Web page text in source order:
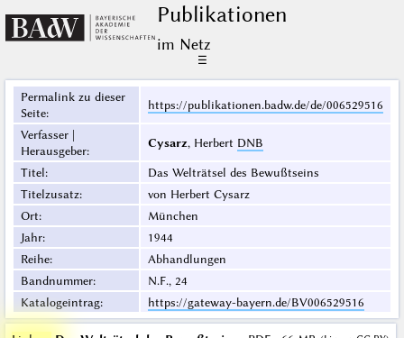
Publikationen
im Netz
☰
Permalink zu dieser
Seite:
https://publikationen.badw.de/de/006529516
Verfasser |
Herausgeber:
Cysarz, Herbert DNB
Titel:
Das Welträtsel des Bewußtseins
Titelzusatz:
von Herbert Cysarz
Ort:
München
Jahr:
1944
Reihe:
Abhandlungen
Bandnummer:
N.F., 24
Katalogeintrag: https://gateway-bayern.de/BV006529516